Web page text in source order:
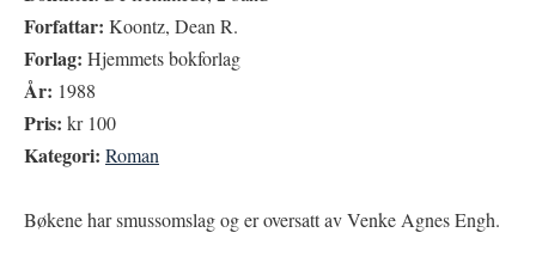
Forfattar: Koontz, Dean R.
Forlag: Hjemmets bokforlag
År: 1988
Pris: kr 100
Kategori: Roman
Bøkene har smussomslag og er oversatt av Venke Agnes Engh.